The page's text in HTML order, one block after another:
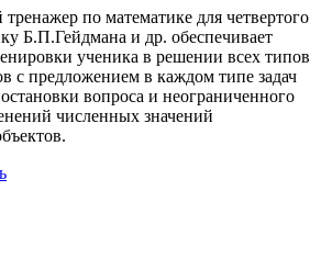
по математике для четвертого
Б.П.Гейдмана и др. обеспечивает
ученика в решении всех типов
с предложением в каждом типе задач
вопроса и неограниченного
численных значений